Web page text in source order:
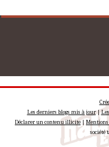
Les derniers blogs mis à jour|
Déclarer un contenu illicite| Mentions
société